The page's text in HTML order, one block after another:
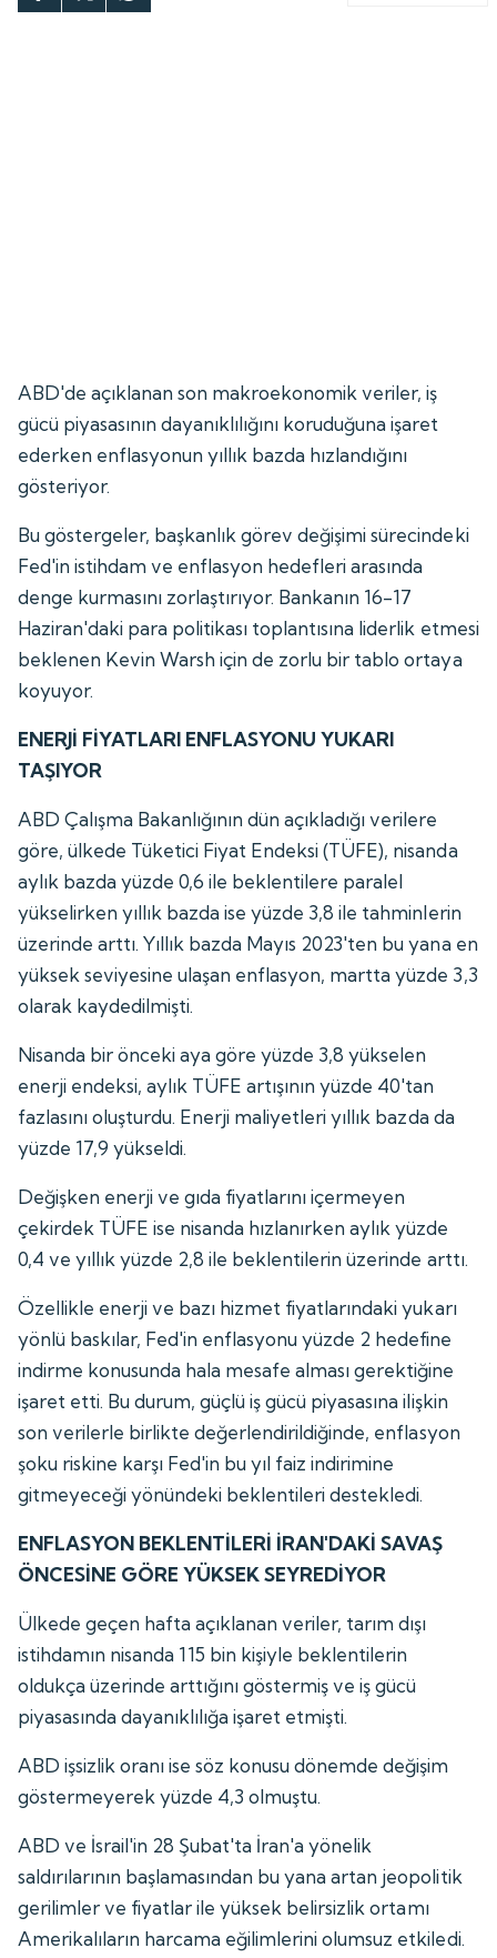
ABD'de açıklanan son makroekonomik veriler, iş
gücü piyasasının dayanıklılığını koruduğuna işaret
ederken enflasyonun yıllık bazda hızlandığını
gösteriyor.
Bu göstergeler, başkanlık görev değişimi sürecindeki
Fed'in istihdam ve enflasyon hedefleri arasında
denge kurmasını zorlaştırıyor. Bankanın 16-17
Haziran'daki para politikası toplantısına liderlik etmesi
beklenen Kevin Warsh için de zorlu bir tablo ortaya
koyuyor.
ENERJİ FİYATLARI ENFLASYONU YUKARI
TAŞIYOR
ABD Çalışma Bakanlığının dün açıkladığı verilere
göre, ülkede Tüketici Fiyat Endeksi (TÜFE), nisanda
aylık bazda yüzde 0,6 ile beklentilere paralel
yükselirken yıllık bazda ise yüzde 3,8 ile tahminlerin
üzerinde arttı. Yıllık bazda Mayıs 2023'ten bu yana en
yüksek seviyesine ulaşan enflasyon, martta yüzde 3,3
olarak kaydedilmişti.
Nisanda bir önceki aya göre yüzde 3,8 yükselen
enerji endeksi, aylık TÜFE artışının yüzde 40'tan
fazlasını oluşturdu. Enerji maliyetleri yıllık bazda da
yüzde 17,9 yükseldi.
Değişken enerji ve gıda fiyatlarını içermeyen
çekirdek TÜFE ise nisanda hızlanırken aylık yüzde
0,4 ve yıllık yüzde 2,8 ile beklentilerin üzerinde arttı.
Özellikle enerji ve bazı hizmet fiyatlarındaki yukarı
yönlü baskılar, Fed'in enflasyonu yüzde 2 hedefine
indirme konusunda hala mesafe alması gerektiğine
işaret etti. Bu durum, güçlü iş gücü piyasasına ilişkin
son verilerle birlikte değerlendirildiğinde, enflasyon
şoku riskine karşı Fed'in bu yıl faiz indirimine
gitmeyeceği yönündeki beklentileri destekledi.
ENFLASYON BEKLENTİLERİ İRAN'DAKİ SAVAŞ
ÖNCESİNE GÖRE YÜKSEK SEYREDİYOR
Ülkede geçen hafta açıklanan veriler, tarım dışı
istihdamın nisanda 115 bin kişiyle beklentilerin
oldukça üzerinde arttığını göstermiş ve iş gücü
piyasasında dayanıklılığa işaret etmişti.
ABD işsizlik oranı ise söz konusu dönemde değişim
göstermeyerek yüzde 4,3 olmuştu.
ABD ve İsrail'in 28 Şubat'ta İran'a yönelik
saldırılarının başlamasından bu yana artan jeopolitik
gerilimler ve fiyatlar ile yüksek belirsizlik ortamı
Amerikalıların harcama eğilimlerini olumsuz etkiledi.